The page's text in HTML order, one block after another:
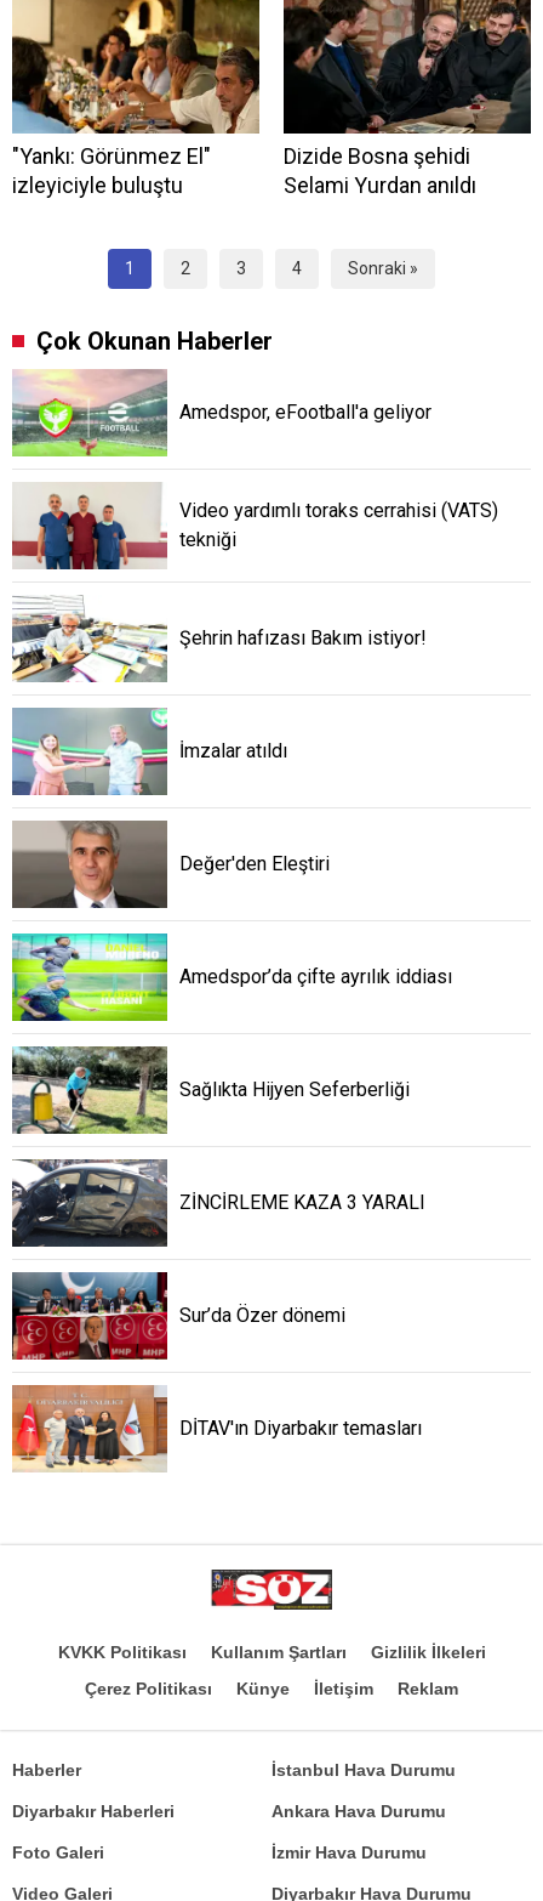
"Yankı: Görünmez El"
izleyiciyle buluştu
Dizide Bosna şehidi
Selami Yurdan anıldı
1 2 3 4 Sonraki »
Çok Okunan Haberler
Amedspor, eFootball'a geliyor
Video yardımlı toraks cerrahisi (VATS)
tekniği
Şehrin hafızası Bakım istiyor!
İmzalar atıldı
Değer'den Eleştiri
Amedspor’da çifte ayrılık iddiası
Sağlıkta Hijyen Seferberliği
ZİNCİRLEME KAZA 3 YARALI
Sur’da Özer dönemi
DİTAV'ın Diyarbakır temasları
KVKK Politikası Kullanım Şartları
Gizlilik İlkeleri
Çerez Politikası
Künye İletişim Reklam
Haberler
Diyarbakır Haberleri
Foto Galeri
Video Galeri
İstanbul Hava Durumu
Ankara Hava Durumu
İzmir Hava Durumu
Diyarbakır Hava Durumu